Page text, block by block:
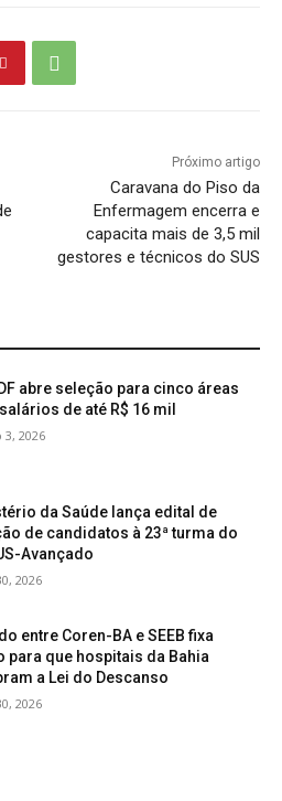
Próximo artigo
Caravana do Piso da
Enfermagem encerra e
capacita mais de 3,5 mil
gestores e técnicos do SUS
abre seleção para cinco áreas
de até R$ 16 mil
3, 2026
da Saúde lança edital de
de candidatos à 23ª turma do
Avançado
2026
entre Coren-BA e SEEB fixa
para que hospitais da Bahia
a Lei do Descanso
2026